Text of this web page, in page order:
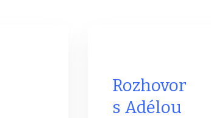
Rozhovor
s Adélou